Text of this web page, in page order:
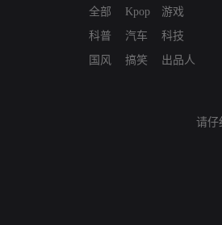
全部
科普
国风
Kpop
汽车
搞笑
游戏
科技
出品人
请仔